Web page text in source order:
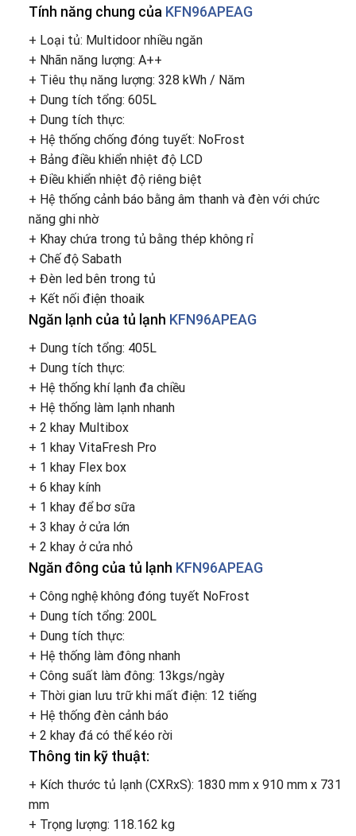
Tính năng chung của KFN96APEAG
+ Loại tủ: Multidoor nhiều ngăn
+ Nhãn năng lượng: A++
+ Tiêu thụ năng lượng: 328 kWh / Năm
+ Dung tích tổng: 605L
+ Dung tích thực:
+ Hệ thống chống đóng tuyết: NoFrost
+ Bảng điều khiển nhiệt độ LCD
+ Điều khiển nhiệt độ riêng biệt
+ Hệ thống cảnh báo bằng âm thanh và đèn với chức
năng ghi nhờ
+ Khay chứa trong tủ bằng thép không rỉ
+ Chế độ Sabath
+ Đèn led bên trong tủ
+ Kết nối điện thoaik
Ngăn lạnh của tủ lạnh KFN96APEAG
+ Dung tích tổng: 405L
+ Dung tích thực:
+ Hệ thống khí lạnh đa chiều
+ Hệ thống làm lạnh nhanh
+ 2 khay Multibox
+ 1 khay VitaFresh Pro
+ 1 khay Flex box
+ 6 khay kính
+ 1 khay để bơ sữa
+ 3 khay ở cửa lớn
+ 2 khay ở cửa nhỏ
Ngăn đông của tủ lạnh KFN96APEAG
+ Công nghệ không đóng tuyết NoFrost
+ Dung tích tổng: 200L
+ Dung tích thực:
+ Hệ thống làm đông nhanh
+ Công suất làm đông: 13kgs/ngày
+ Thời gian lưu trữ khi mất điện: 12 tiếng
+ Hệ thống đèn cảnh báo
+ 2 khay đá có thể kéo rời
Thông tin kỹ thuật:
+ Kích thước tủ lạnh (CXRxS): 1830 mm x 910 mm x 731
mm
+ Trọng lượng: 118.162 kg